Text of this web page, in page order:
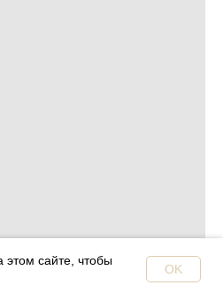
Контакты
сайте, чтобы
OK